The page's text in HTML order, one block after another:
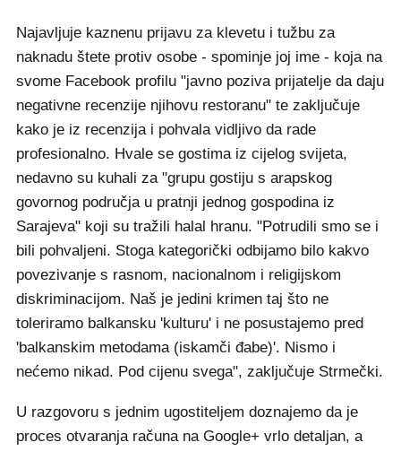
Najavljuje kaznenu prijavu za klevetu i tužbu za
naknadu štete protiv osobe - spominje joj ime - koja na
svome Facebook profilu "javno poziva prijatelje da daju
negativne recenzije njihovu restoranu" te zaključuje
kako je iz recenzija i pohvala vidljivo da rade
profesionalno. Hvale se gostima iz cijelog svijeta,
nedavno su kuhali za "grupu gostiju s arapskog
govornog područja u pratnji jednog gospodina iz
Sarajeva" koji su tražili halal hranu. "Potrudili smo se i
bili pohvaljeni. Stoga kategorički odbijamo bilo kakvo
povezivanje s rasnom, nacionalnom i religijskom
diskriminacijom. Naš je jedini krimen taj što ne
toleriramo balkansku 'kulturu' i ne posustajemo pred
'balkanskim metodama (iskamči đabe)'. Nismo i
nećemo nikad. Pod cijenu svega", zaključuje Strmečki.
U razgovoru s jednim ugostiteljem doznajemo da je
proces otvaranja računa na Google+ vrlo detaljan, a